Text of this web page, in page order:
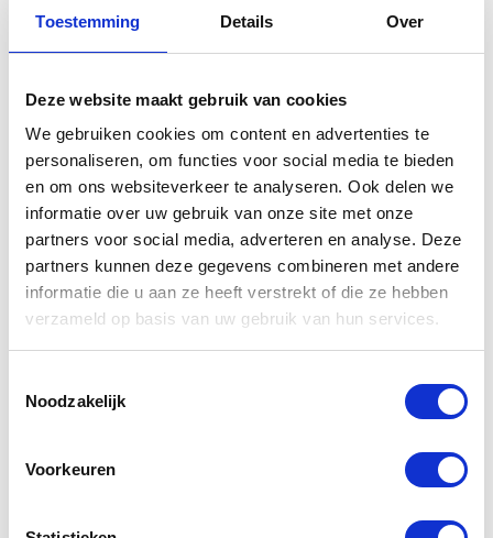
Toestemming Details Over
Deze website maakt gebruik van cookies
We gebruiken cookies om content en advertenties te
personaliseren, om functies voor social media te bieden
en om ons websiteverkeer te analyseren. Ook delen we
informatie over uw gebruik van onze site met onze
partners voor social media, adverteren en analyse. Deze
partners kunnen deze gegevens combineren met andere
informatie die u aan ze heeft verstrekt of die ze hebben
verzameld op basis van uw gebruik van hun services.
Noodzakelijk
Voorkeuren
Elke iMac Pro A1862 27 inch is voorzien van de Apple T2
Security-chip, een speciaal doorApplegemaakte Mac-
siliciumchip van de tweede generatie. We zijn uitgegaan van
enkele controllers in bestaande Mac-systemen, zoals de
systeem­beheer­controller, beeldsignaal­processor, audio­
controller en SSD-controller. Die hebben we helemaal
opnieuw ontworpen en geïntegreerd in de T2 Security-chip,
zodat de Mac tot nog meer in staat is. Zo werkt de
camera om te zorgen voor betere tonemapping, meer
belichting/witbalans op basis van gezichts­herkenning.
Verder maakt de T2-chip de iMac Pro nog veiliger. Hij heeft
namelijk een Secure Enclave-coprocessor die de basis